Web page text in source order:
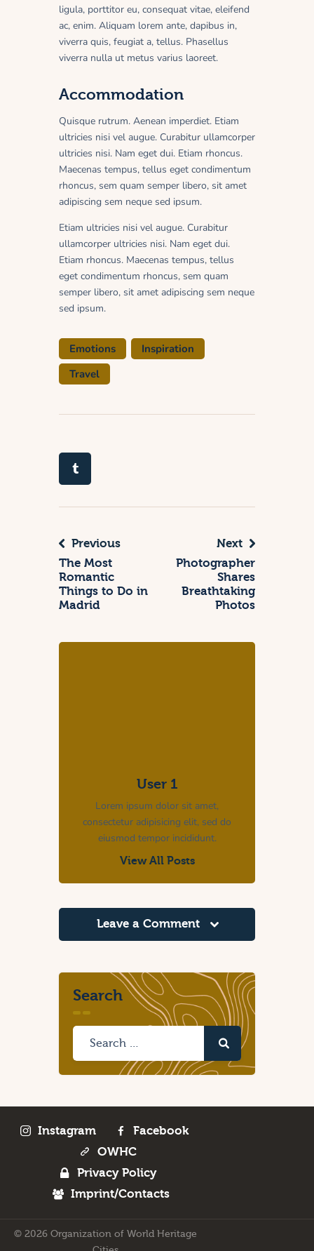
ligula, porttitor eu, consequat vitae, eleifend
ac, enim. Aliquam lorem ante, dapibus in,
viverra quis, feugiat a, tellus. Phasellus
viverra nulla ut metus varius laoreet.
Accommodation
Quisque rutrum. Aenean imperdiet. Etiam
ultricies nisi vel augue. Curabitur ullamcorper
ultricies nisi. Nam eget dui. Etiam rhoncus.
Maecenas tempus, tellus eget condimentum
rhoncus, sem quam semper libero, sit amet
adipiscing sem neque sed ipsum.
Etiam ultricies nisi vel augue. Curabitur
ullamcorper ultricies nisi. Nam eget dui.
Etiam rhoncus. Maecenas tempus, tellus
eget condimentum rhoncus, sem quam
semper libero, sit amet adipiscing sem neque
sed ipsum.
Emotions
Inspiration
Travel
Previous
The Most
Romantic
Things to Do in
Madrid
Next
Photographer
Shares
Breathtaking
Photos
User 1
Lorem ipsum dolor sit amet,
consectetur adipisicing elit, sed do
eiusmod tempor incididunt.
View All Posts
Leave a Comment
Search
Instagram
Facebook
OWHC
Privacy Policy
Imprint/Contacts
© 2026 Organization of World Heritage